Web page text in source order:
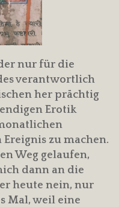
nur für die
verantwortlich
her prächtig
Erotik
zu machen.
Weg gelaufen,
dann an die
heute nein, nur
Mal, weil eine